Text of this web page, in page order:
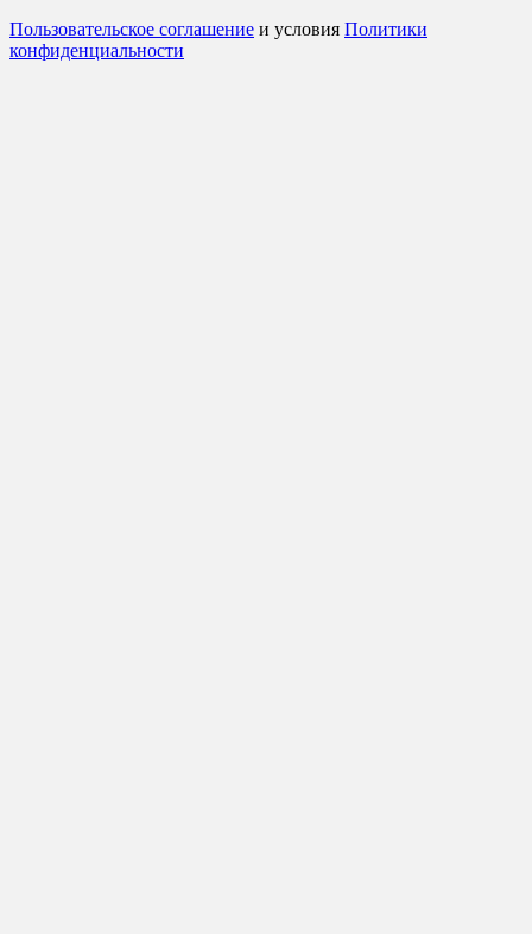
Пользовательское соглашение и условия Политики
конфиденциальности